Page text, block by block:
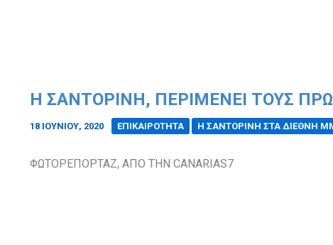
Η ΣΑΝΤΟΡΙΝΗ, ΠΕΡΙΜΕΝΕΙ ΤΟΥΣ
18 ΙΟΥΝΊΟΥ, 2020 ΕΠΙΚΑΙΡΟΤΗΤΑ Η ΣΑΝΤΟΡΙΝΗ ΣΤΑ ΔΙΕΘΝΗ
ΦΩΤΟΡΕΠΟΡΤΑΖ, ΑΠΟ ΤΗΝ CANARIAS7